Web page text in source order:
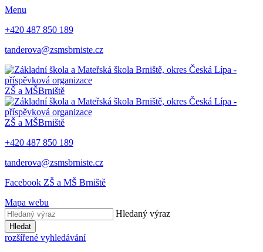
Menu
+420 487 850 189
tanderova@zsmsbrniste.cz
ZŠ a MŠBrniště
ZŠ a MŠBrniště
+420 487 850 189
tanderova@zsmsbrniste.cz
Facebook ZŠ a MŠ Brniště
Mapa webu
Hledaný výraz
Hledat
rozšířené vyhledávání